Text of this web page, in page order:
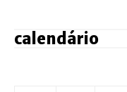
calendário